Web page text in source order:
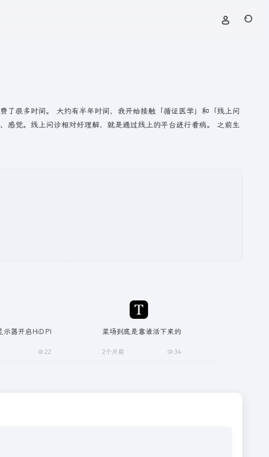
了很多时间。 大约有半年时间，我开始接触「循证医学」和「线上问
感觉。线上问诊相对好理解，就是通过线上的平台进行看病。 之前生
器开启HiDPI
22
菜场到底是靠谁活下来的
2个月前 34